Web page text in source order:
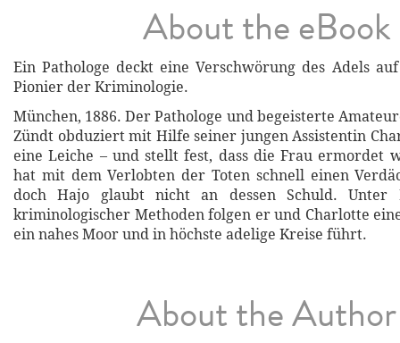
About the eBook
Ein Pathologe deckt eine Verschwörung des Adels
Pionier der Kriminologie.
München, 1886. Der Pathologe und begeisterte
Zündt obduziert mit Hilfe seiner jungen Assistentin
eine Leiche – und stellt fest, dass die Frau ermordet
hat mit dem Verlobten der Toten schnell einen
doch Hajo glaubt nicht an dessen Schuld. Unter
kriminologischer Methoden folgen er und Charlotte
ein nahes Moor und in höchste adelige Kreise führt.
About the Author